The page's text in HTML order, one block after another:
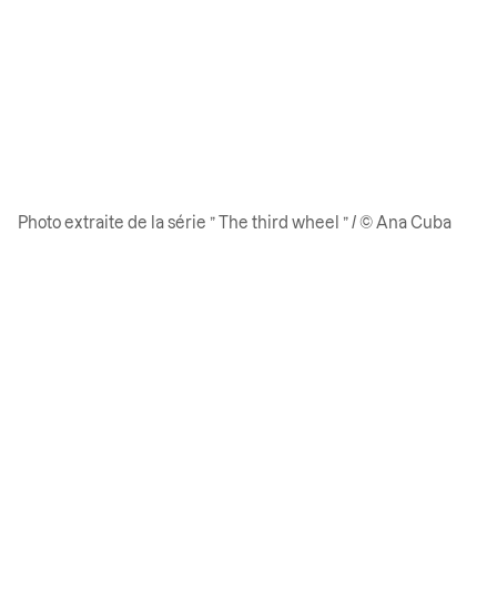
Photo extraite de la série ” The third wheel ” / © Ana Cuba